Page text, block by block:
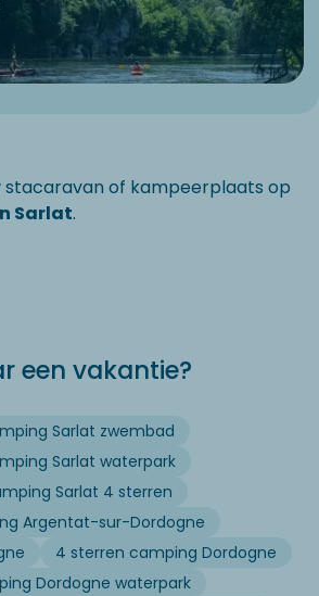
stacaravan of kampeerplaats op
Sarlat.
een vakantie?
Sarlat zwembad
Sarlat waterpark
Sarlat 4 sterren
Argentat-sur-Dordogne
4 sterren camping Dordogne
Dordogne waterpark